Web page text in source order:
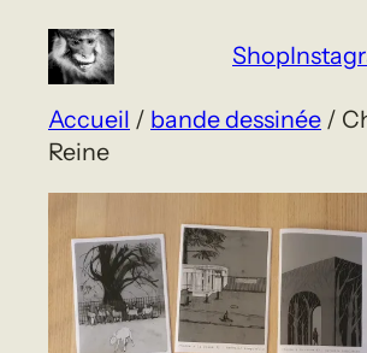
Aller
contenu
Shop
Accueil / bande dessinée /
Reine